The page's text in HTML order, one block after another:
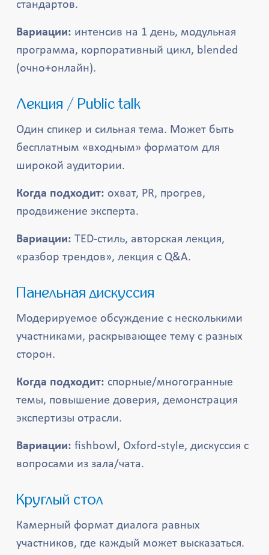
стандартов.
Вариации: интенсив на 1 день, модульная
программа, корпоративный цикл, blended
(очно+онлайн).
Лекция / Public talk
Один спикер и сильная тема. Может быть
бесплатным «входным» форматом для
широкой аудитории.
Когда подходит: охват, PR, прогрев,
продвижение эксперта.
Вариации: TED-стиль, авторская лекция,
«разбор трендов», лекция с Q&A.
Панельная дискуссия
Модерируемое обсуждение с несколькими
участниками, раскрывающее тему с разных
сторон.
Когда подходит: спорные/многогранные
темы, повышение доверия, демонстрация
экспертизы отрасли.
Вариации: fishbowl, Oxford-style, дискуссия с
вопросами из зала/чата.
Круглый стол
Камерный формат диалога равных
участников, где каждый может высказаться.